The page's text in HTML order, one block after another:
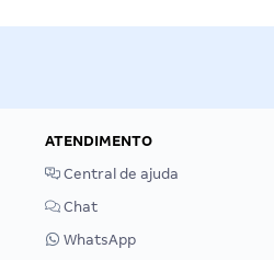
ATENDIMENTO
Central de ajuda
Chat
WhatsApp